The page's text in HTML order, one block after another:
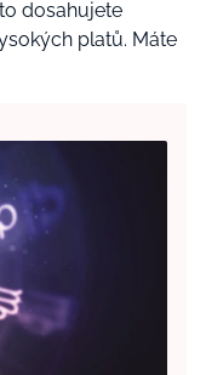
dosahujete
platů. Máte